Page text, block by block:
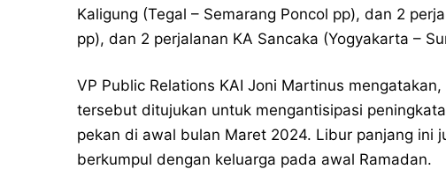
Kaligung (Tegal – Semarang Poncol pp), dan 2
pp), dan 2 perjalanan KA Sancaka (Yogyakarta –
VP Public Relations KAI Joni Martinus
tersebut ditujukan untuk mengantisipasi
pekan di awal bulan Maret 2024. Libur panjang ini
berkumpul dengan keluarga pada awal Ramadan.